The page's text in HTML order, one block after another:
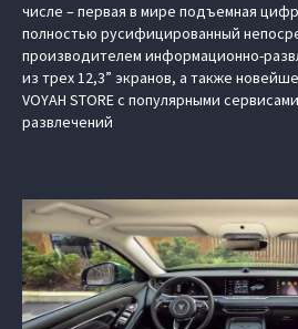
числе – первая в мире подъемная
полностью русифицированный
производителем информационно-
из трех 12,3” экранов, а также
VOYAH STORE с популярными
развлечений